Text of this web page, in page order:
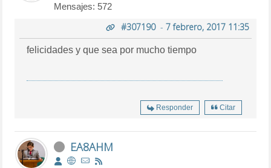
Mensajes: 572
#307190- 7 febrero, 2017 11:35
felicidades y que sea por mucho tiempo
Responder Citar
EA8AHM